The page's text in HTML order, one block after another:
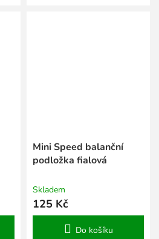
Mini Speed balanční
podložka fialová
Skladem
125 Kč
Do košíku